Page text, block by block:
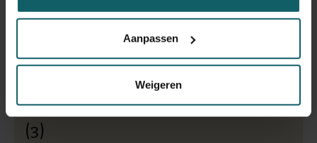
Aanpassen
Weigeren
Zorg ervoor dat ook mensen zonder
(3)